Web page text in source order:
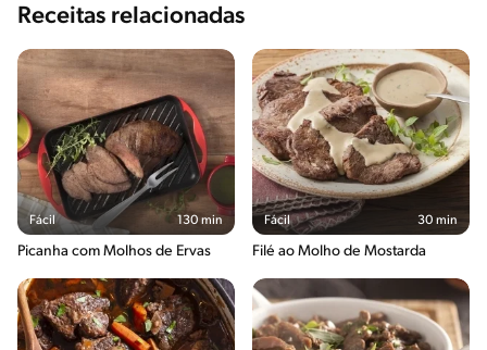
Receitas relacionadas
Fácil 130 min
Picanha com Molhos de Ervas
Fácil 30 min
Filé ao Molho de Mostarda